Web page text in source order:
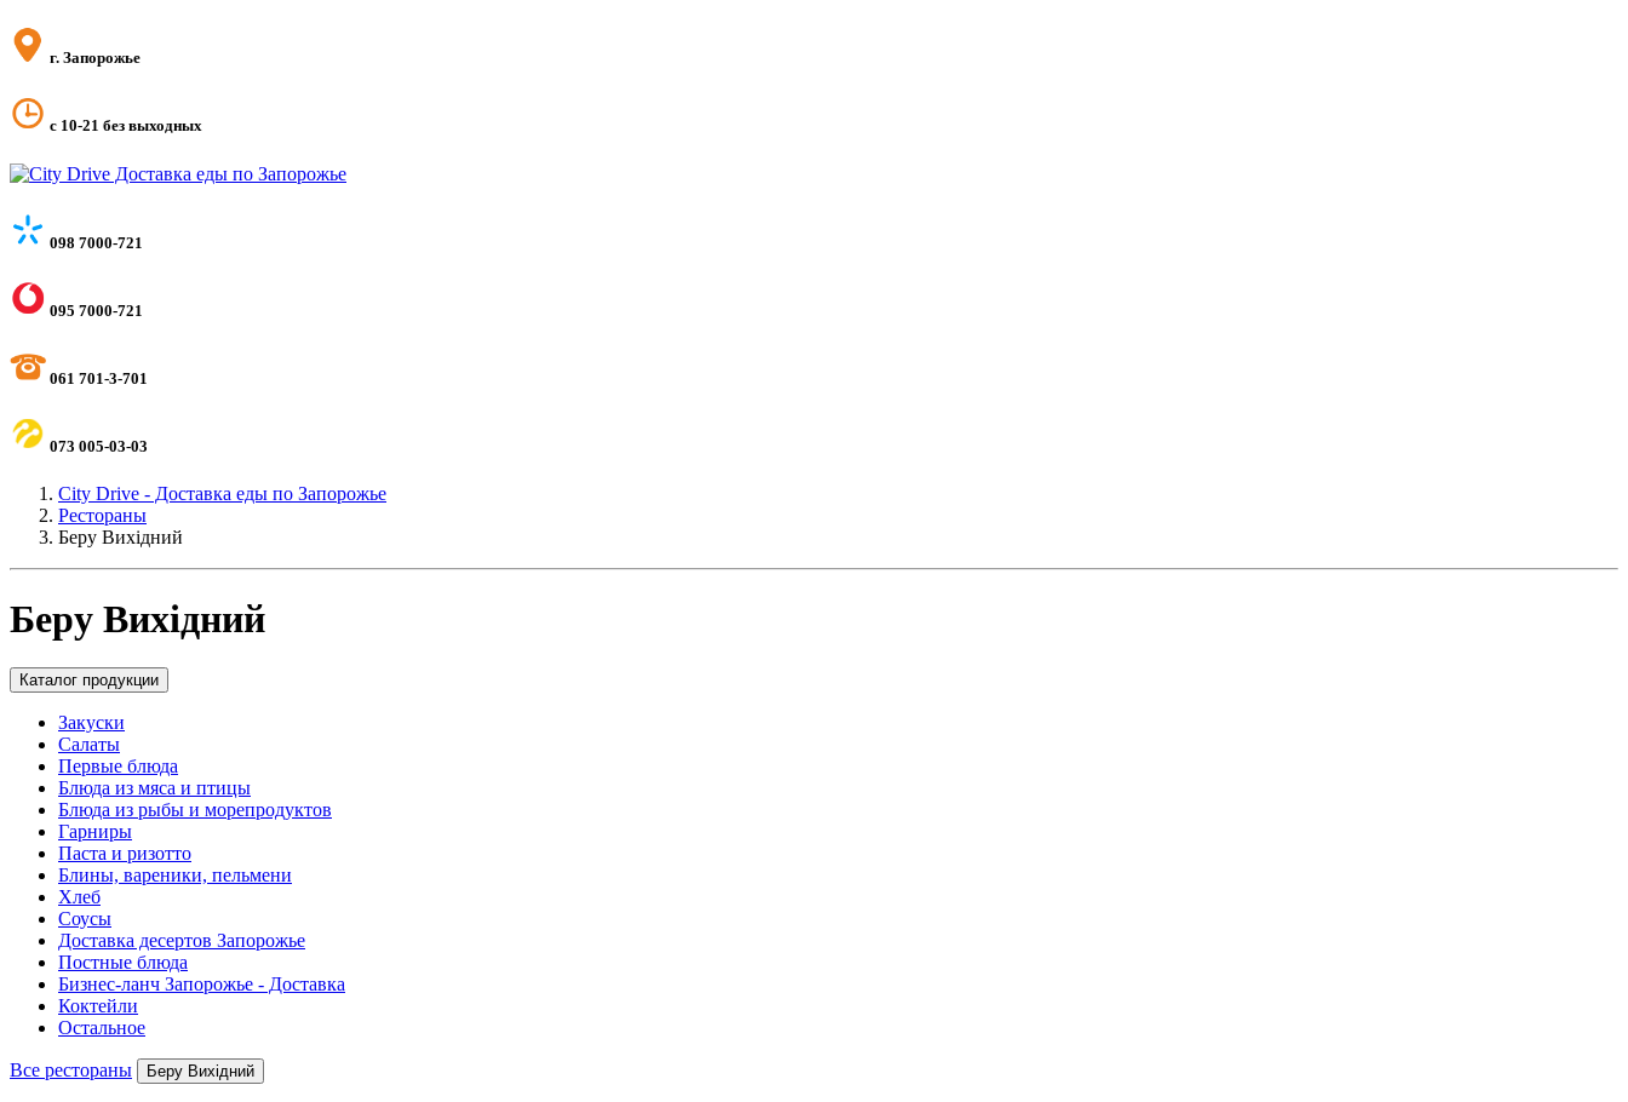
г. Запорожье
с 10-21 без выходных
098 7000-721
095 7000-721
061 701-3-701
073 005-03-03
City Drive - Доставка еды по Запорожье
Рестораны
Беру Вихідний
Беру Вихідний
Каталог продукции
Закуски
Салаты
Первые блюда
Блюда из мяса и птицы
Блюда из рыбы и морепродуктов
Гарниры
Паста и ризотто
Блины, вареники, пельмени
Хлеб
Соусы
Доставка десертов Запорожье
Постные блюда
Бизнес-ланч Запорожье - Доставка
Коктейли
Остальное
Все рестораны Беру Вихідний